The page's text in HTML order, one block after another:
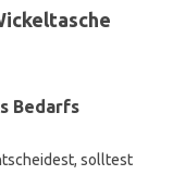
Bedarfs
solltest